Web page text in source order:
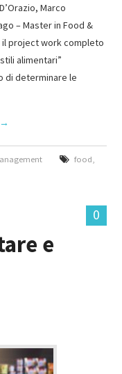
Marco
– Master in Food &
il project work completo
alimentari”
di determinare le
→
food
0
e